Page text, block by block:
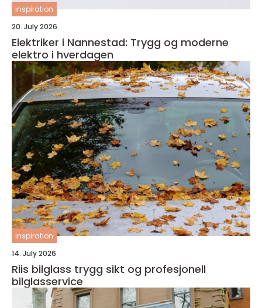
inspiration
20. July 2026
Elektriker i Nannestad: Trygg og moderne
elektro i hverdagen
inspiration
14. July 2026
Riis bilglass trygg sikt og profesjonell
bilglasservice